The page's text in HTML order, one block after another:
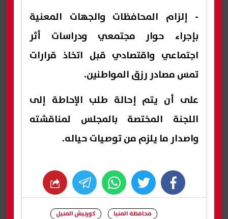
- إلزام المحافظات والجهات المعنية
بإجراء حوار مجتمعي ودراسات أثر
اجتماعي واقتصادي قبل اتخاذ قرارات
تمس مصادر رزق المواطنين.
على أن يتم إحالة طلب الإحاطة إلى
اللجنة المختصة بالمجلس لمناقشته
واصدار ما يلزم من توصيات حياله.
facebook
twitter
whats
محافظة المنيا
كورنيش المنيل